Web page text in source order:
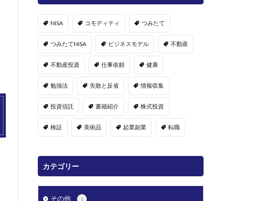
NISA コモディティ つみたて
つみたてNISA ビジネスモデル 不動産
不動産投資 仕事依頼 健康
勉強法 失敗と反省 情報収集
投資信託 書籍紹介 株式投資
検証 美術品 起業副業 転職
カテゴリー
その他 1